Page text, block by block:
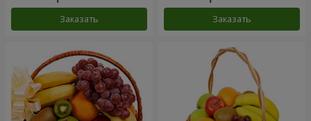
Заказать Заказать